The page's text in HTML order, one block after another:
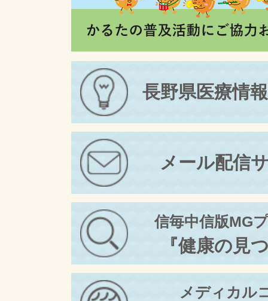
長野県医療情
メール配信
信毎中信版MG
『健康の見
メディカル